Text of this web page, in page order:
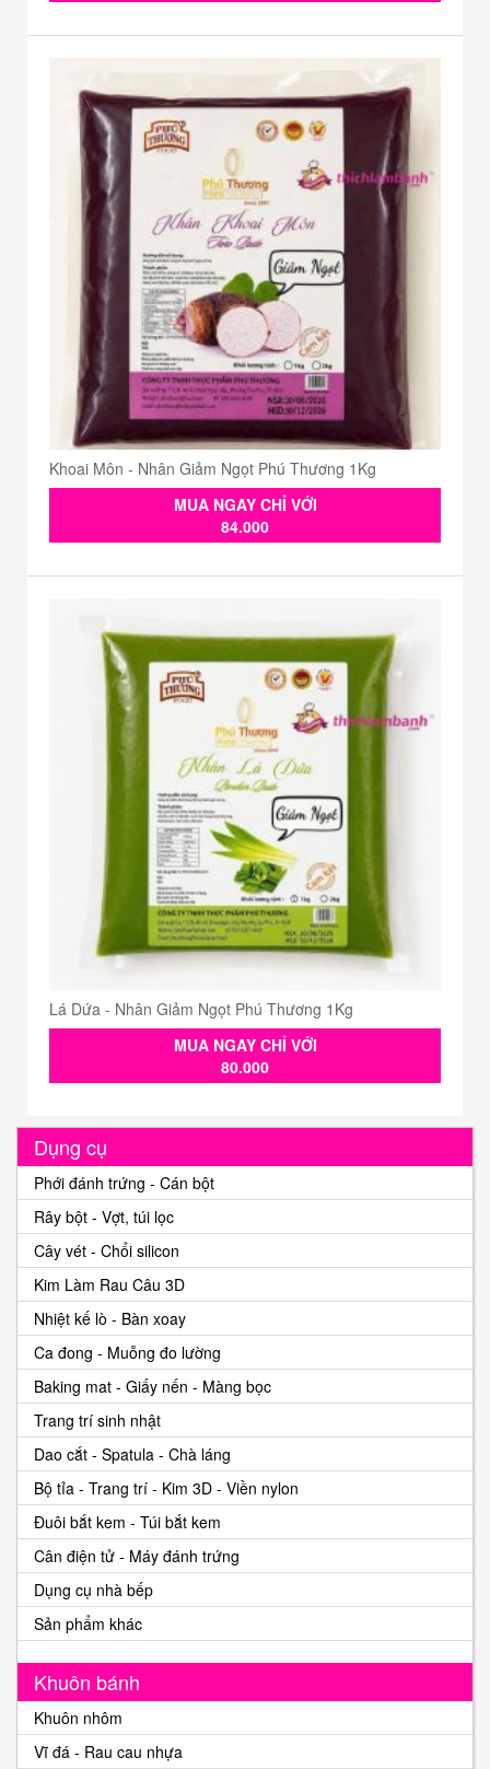
Khoai Môn - Nhân Giảm Ngọt Phú Thương 1Kg
MUA NGAY CHỈ VỚI
84.000
Lá Dứa - Nhân Giảm Ngọt Phú Thương 1Kg
MUA NGAY CHỈ VỚI
80.000
Dụng cụ
Phới đánh trứng - Cán bột
Rây bột - Vợt, túi lọc
Cây vét - Chổi silicon
Kim Làm Rau Câu 3D
Nhiệt kế lò - Bàn xoay
Ca đong - Muỗng đo lường
Baking mat - Giấy nến - Màng bọc
Trang trí sinh nhật
Dao cắt - Spatula - Chà láng
Bộ tỉa - Trang trí - Kim 3D - Viền nylon
Đuôi bắt kem - Túi bắt kem
Cân điện tử - Máy đánh trứng
Dụng cụ nhà bếp
Sản phẩm khác
Khuôn bánh
Khuôn nhôm
Vĩ đá - Rau cau nhựa